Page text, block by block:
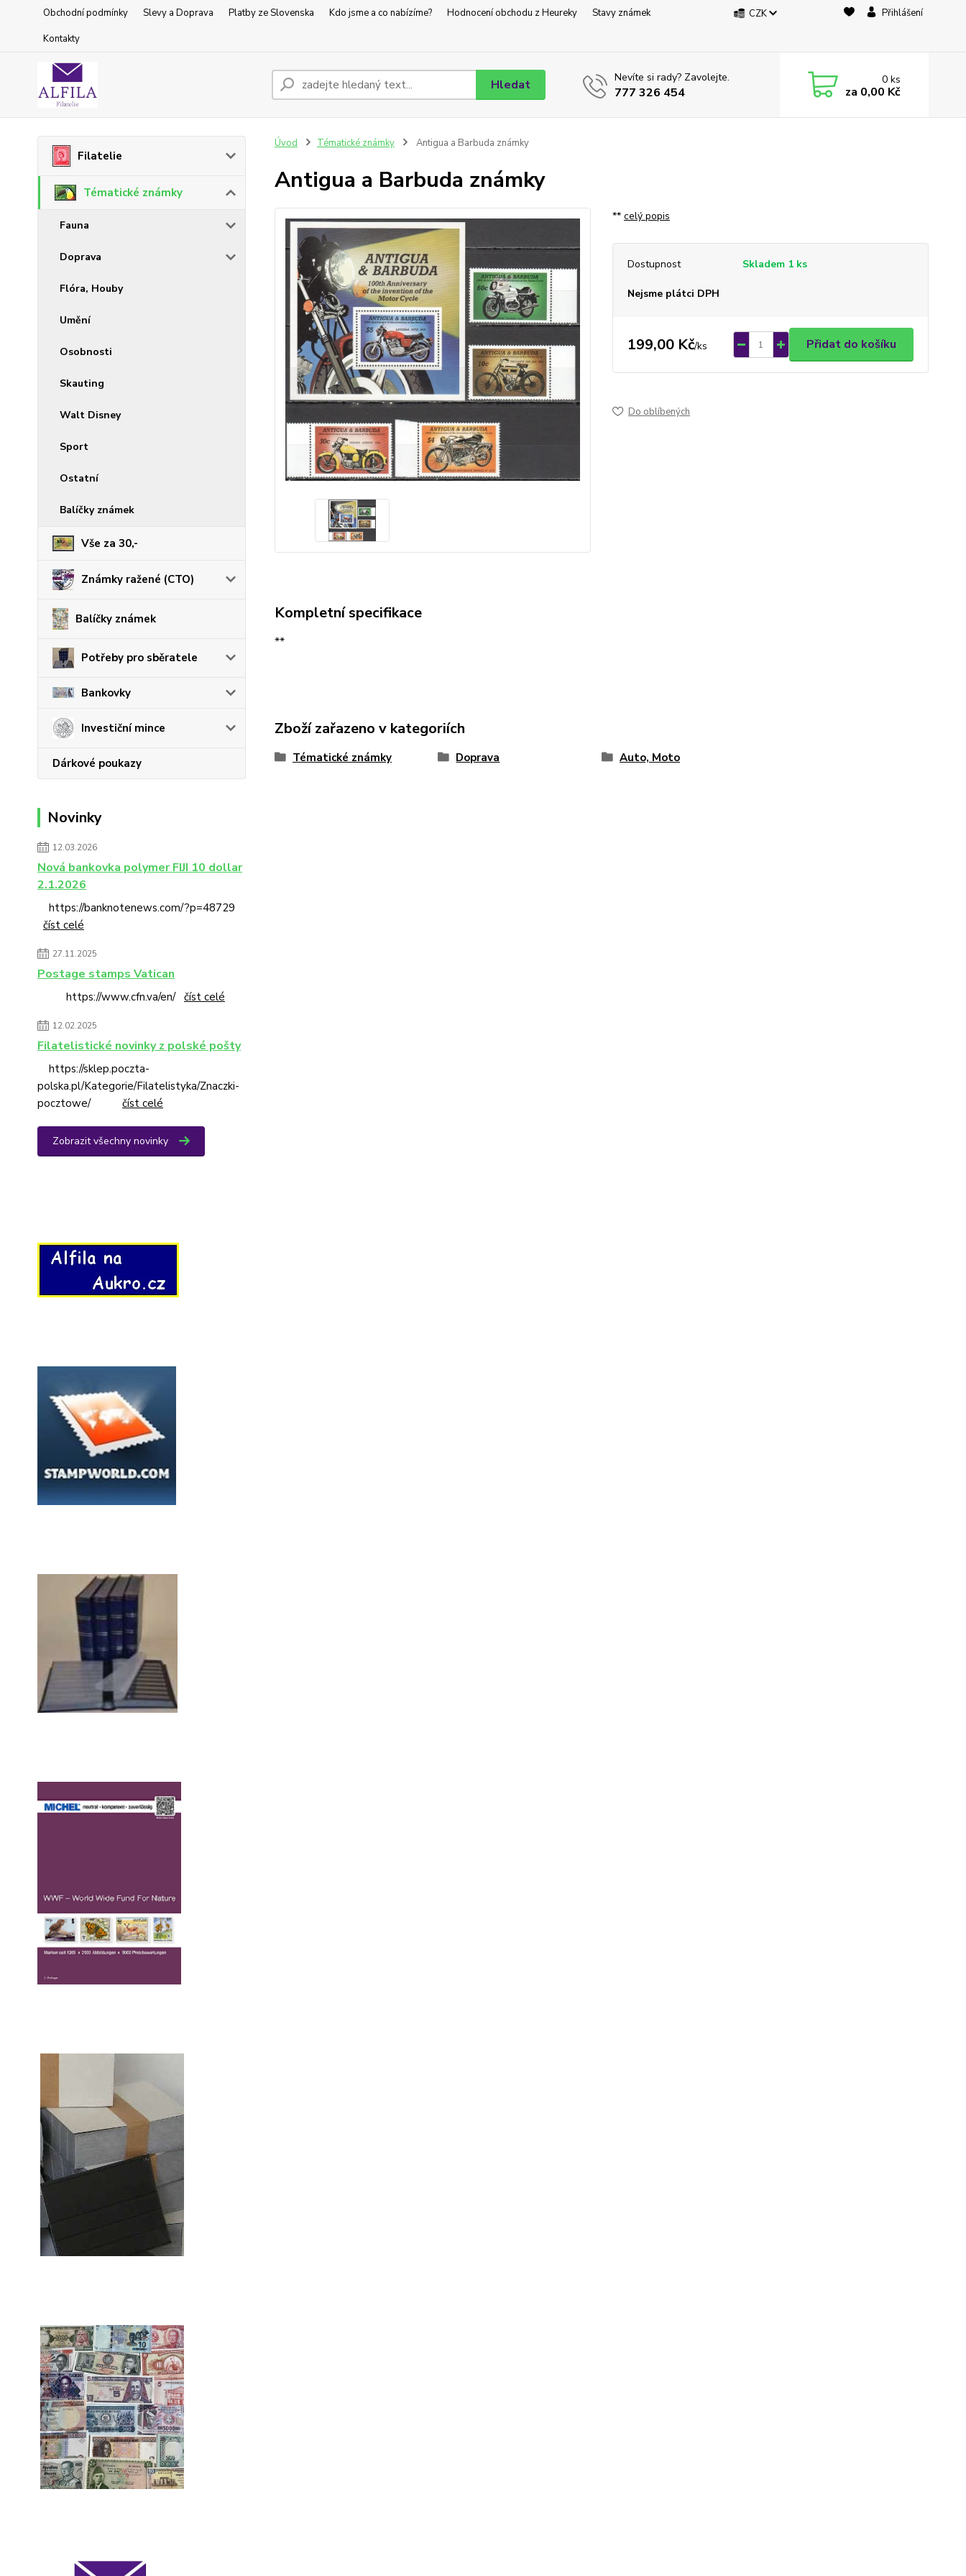
Obchodní podmínky Slevy a Doprava Platby ze Slovenska Kdo jsme a co nabízíme? Hodnocení obchodu z Heureky
Stavy známek
Kontakty
CZK Přihlášení
Hledat Nevíte si rady? Zavolejte.
777 326 454
0ks
za 0,00 Kč
Filatelie
Tématické známky
Fauna
Doprava
Flóra, Houby
Umění
Osobnosti
Skauting
Walt Disney
Sport
Ostatní
Balíčky známek
Vše za 30,-
Známky ražené (CTO)
Balíčky známek
Potřeby pro sběratele
Bankovky
Investiční mince
Dárkové poukazy
Novinky
12.03.2026
Nová bankovka polymer FIJI 10 dollar
2.1.2026
https://banknotenews.com/?p=48729
číst celé
27.11.2025
Postage stamps Vatican
https://www.cfn.va/en/ číst celé
12.02.2025
Filatelistické novinky z polské pošty
https://sklep.poczta-
polska.pl/Kategorie/Filatelistyka/Znaczki-
pocztowe/ číst celé
Zobrazit všechny novinky
Úvod Tématické známky Antigua a Barbuda známky
Antigua a Barbuda známky
** celý popis
Dostupnost Skladem 1 ks
Nejsme plátci DPH
199,00 Kč/ks Přidat do košíku
Do oblíbených
Kompletní specifikace
**
Zboží zařazeno v kategoriích
Tématické známky Doprava Auto, Moto